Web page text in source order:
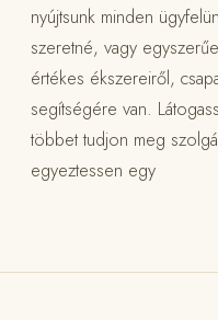
nyújtsunk minden
szeretné, vagy
értékes ékszereiről,
segítségére van.
többet tudjon meg
egyeztessen egy